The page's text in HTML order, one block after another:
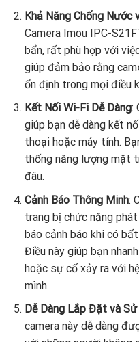
Khả Năng Chống Nước
Camera Imou IPC-
bẩn, rất phù hợp với
giúp đảm bảo rằng
ổn định trong mọi điều
Kết Nối Wi-Fi Dễ Dàng:
giúp bạn dễ dàng kết
thoại hoặc máy tính.
thống năng lượng mặt
đâu.
Cảnh Báo Thông Minh:
trang bị chức năng
báo cảnh báo khi có
Điều này giúp bạn
hoặc sự cố xảy ra với
mình.
Dễ Dàng Lắp Đặt và
camera này dễ dàng